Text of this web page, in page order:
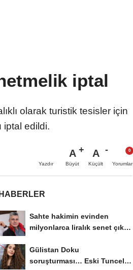
iptal
olarak turistik tesisler için
iptal edildi.
Yazdır
A
Büyüt
A
Küçült Yorumlar
Sahte hakimin evinden
milyonlarca liralık senet çıktı:
Gülistan Doku
soruşturması… Eski Tunceli